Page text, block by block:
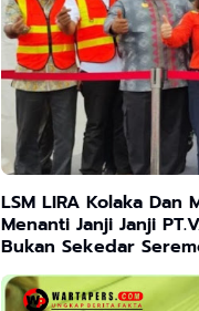
LSM LIRA Kolaka Dan
Menanti Janji Janji
Bukan Sekedar